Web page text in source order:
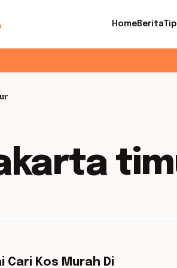
HomeBerita
5 min read
Cari Kos Murah Di